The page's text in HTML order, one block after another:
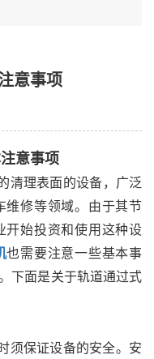
意事项
意事项
清理表面的设备，广泛
维修等领域。由于其节
开始投资和使用这种设
也需要注意一些基本事
下面是关于轨道通过式
须保证设备的安全。安